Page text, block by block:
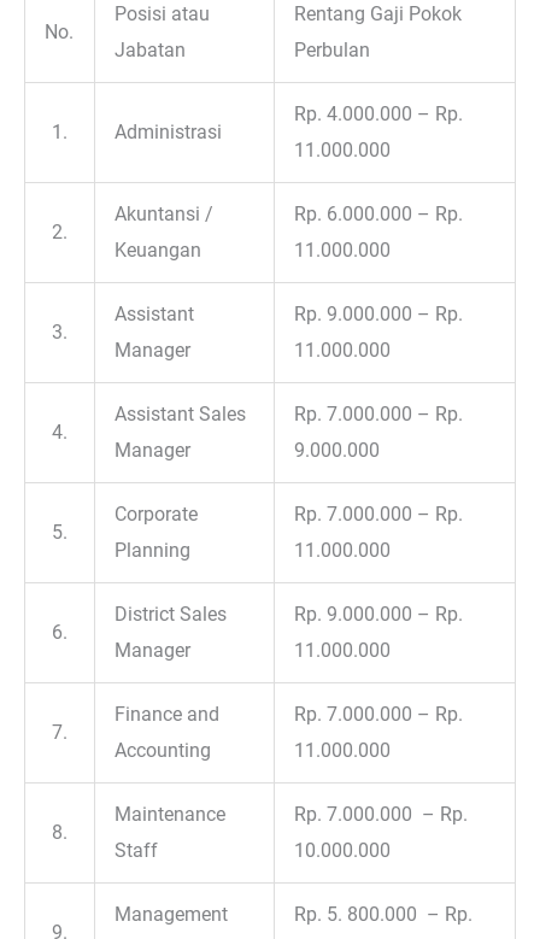
No.
Posisi atau
Jabatan
Rentang Gaji Pokok
Perbulan
1. Administrasi
Rp. 4.000.000 – Rp.
11.000.000
2.
Akuntansi /
Keuangan
Rp. 6.000.000 – Rp.
11.000.000
3.
Assistant
Manager
Rp. 9.000.000 – Rp.
11.000.000
4.
Assistant Sales
Manager
Rp. 7.000.000 – Rp.
9.000.000
5.
Corporate
Planning
Rp. 7.000.000 – Rp.
11.000.000
6.
District Sales
Manager
Rp. 9.000.000 – Rp.
11.000.000
7.
Finance and
Accounting
Rp. 7.000.000 – Rp.
11.000.000
8.
Maintenance
Staff
Rp. 7.000.000 – Rp.
10.000.000
9.
Management
Rp. 5. 800.000 – Rp.